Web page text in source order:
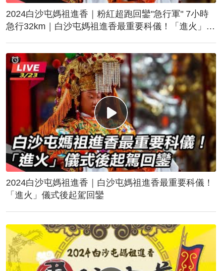
2024白沙屯媽祖進香｜粉紅超跑回鑾"急行軍" 7小時
急行32km｜白沙屯媽祖進香最重要科儀！「進火」儀
2024白沙屯媽祖進香｜白沙屯媽祖進香最重要科儀！
「進火」儀式後起駕回鑾